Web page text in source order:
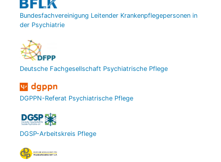
Bundesfachvereinigung Leitender Krankenpflegepersonen in
der Psychiatrie
Deutsche Fachgesellschaft Psychiatrische Pflege
DGPPN-Referat Psychiatrische Pflege
DGSP-Arbeitskreis Pflege